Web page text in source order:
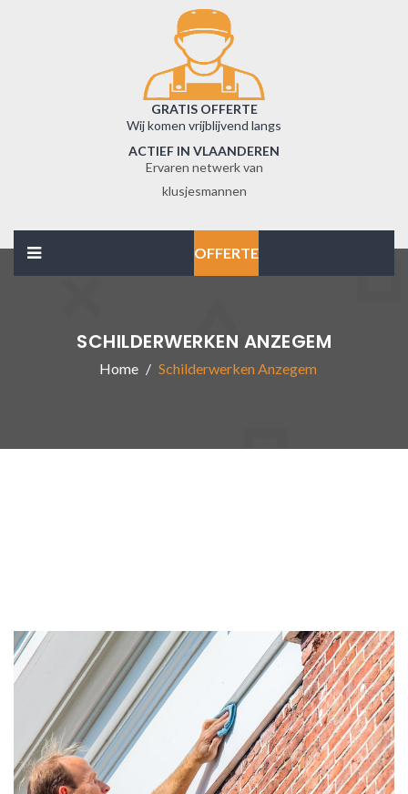
GRATIS OFFERTE
Wij komen vrijblijvend langs
ACTIEF IN VLAANDEREN
Ervaren netwerk van
klusjesmannen
OFFERTE
SCHILDERWERKEN ANZEGEM
Home Schilderwerken Anzegem